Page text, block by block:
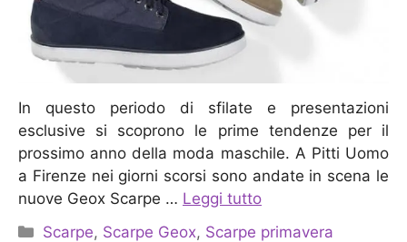
In questo periodo di sfilate e presentazioni
esclusive si scoprono le prime tendenze per il
prossimo anno della moda maschile. A Pitti Uomo
a Firenze nei giorni scorsi sono andate in scena le
nuove Geox Scarpe … Leggi tutto
Categorie
Scarpe, Scarpe Geox, Scarpe primavera